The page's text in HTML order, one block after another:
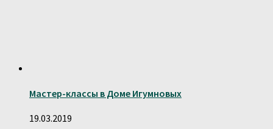
Мастер-классы в Доме Игумновых
19.03.2019